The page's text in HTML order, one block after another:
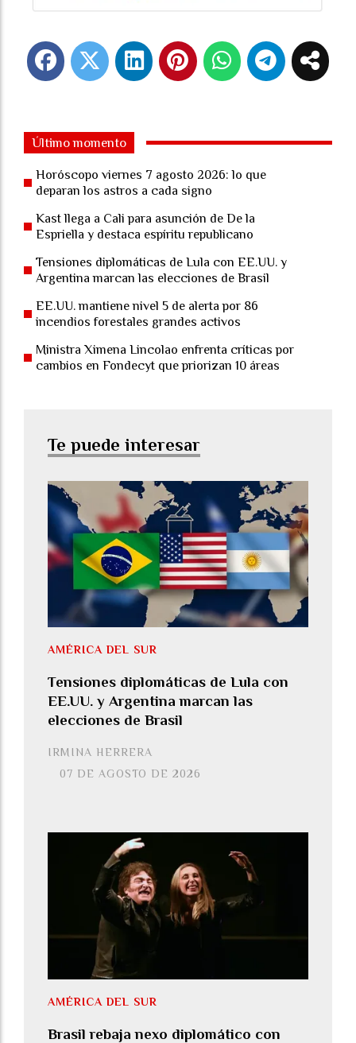
Último momento
Horóscopo viernes 7 agosto 2026: lo que
deparan los astros a cada signo
Kast llega a Cali para asunción de De la
Espriella y destaca espíritu republicano
Tensiones diplomáticas de Lula con EE.UU. y
Argentina marcan las elecciones de Brasil
EE.UU. mantiene nivel 5 de alerta por 86
incendios forestales grandes activos
Ministra Ximena Lincolao enfrenta críticas por
cambios en Fondecyt que priorizan 10 áreas
Te puede interesar
Tensiones diplomáticas de Lula con
EE.UU. y Argentina marcan las
elecciones de Brasil
IRMINA HERRERA
AMÉRICA DEL SUR
07 DE AGOSTO DE 2026
Brasil rebaja nexo diplomático con
AMÉRICA DEL SUR